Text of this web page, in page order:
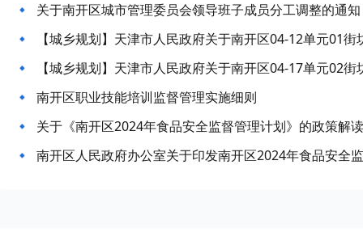
关于南开区城市管理委员会领导班子成员分工调整的通知
南开区职业技能培训监督管理实施细则
关于《南开区2024年食品安全监督管理计划》的政策解读
南开区人民政府办公室关于印发南开区2024年食品安全